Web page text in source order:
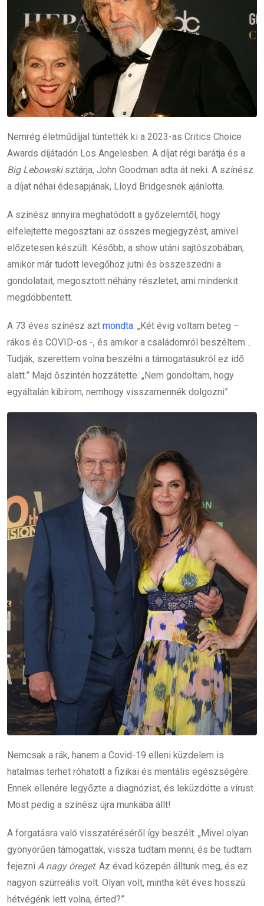
Nemrég életműdíjjal tüntették ki a 2023-as Critics Choice
Awards díjátadón Los Angelesben. A díjat régi barátja és a
Big Lebowskisztárja, John Goodman adta át neki. A színész
a díjat néhai édesapjának, Lloyd Bridgesnek ajánlotta.
A színész annyira meghatódott a győzelemtől, hogy
elfelejtette megosztani az összes megjegyzést, amivel
előzetesen készült. Később, a show utáni sajtószobában,
amikor már tudott levegőhöz jutni és összeszedni a
gondolatait, megosztott néhány részletet, ami mindenkit
megdöbbentett.
A 73 éves színész azt mondta: „Két évig voltam beteg –
rákos és COVID-os -, és amikor a családomról beszéltem…
Tudják, szerettem volna beszélni a támogatásukról ez idő
alatt.” Majd őszintén hozzátette: „Nem gondoltam, hogy
egyáltalán kibírom, nemhogy visszamennék dolgozni”.
Nemcsak a rák, hanem a Covid-19 elleni küzdelem is
hatalmas terhet róhatott a fizikai és mentális egészségére.
Ennek ellenére legyőzte a diagnózist, és leküzdötte a vírust.
Most pedig a színész újra munkába állt!
A forgatásra való visszatéréséről így beszélt: „Mivel olyan
gyönyörűen támogattak, vissza tudtam menni, és be tudtam
fejezni A nagy öreget. Az évad közepén álltunk meg, és ez
nagyon szürreális volt. Olyan volt, mintha két éves hosszú
hétvégénk lett volna, érted?”.